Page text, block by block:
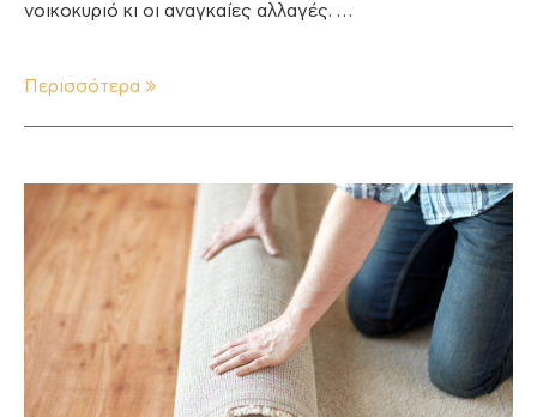
νοικοκυριό κι οι αναγκαίες αλλαγές. …
Περισσότερα